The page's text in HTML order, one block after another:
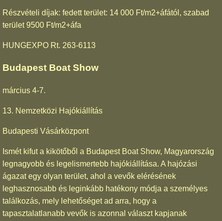
Részvételi díjak: fedett terület: 14 000 Ft/m2+áfától, szabad
terület 9500 Ft/m2+áfa
HUNGEXPO Rt. 263-6113
Budapest Boat Show
március 4-7.
13. Nemzetközi Hajókiállítás
Budapesti Vásárközpont
Ismét kifut a kikötőből a Budapest Boat Show, Magyarország
legnagyobb és legelismertebb hajókiállítása. A hajózási
ágazat egy olyan terület, ahol a vevők elérésének
leghasznosabb és leginkább hatékony módja a személyes
találkozás, mely lehetőséget ad arra, hogy a
tapasztalatlanabb vevők is azonnal választ kapjanak